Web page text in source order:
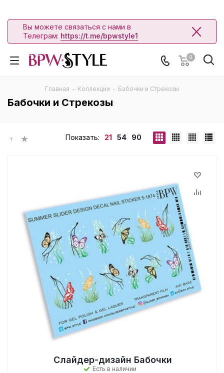
Вы можете связаться с нами в
Телеграм: https://t.me/bpwstyle1
0
Главная - Коллекции - Бабочки и Стрекозы
Бабочки и Стрекозы
Показать: 21 54 90
Слайдер-дизайн Бабочки
Есть в наличии